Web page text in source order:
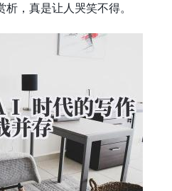
，真是让人哭笑不得。